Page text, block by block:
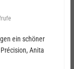
ein schöner
Anita